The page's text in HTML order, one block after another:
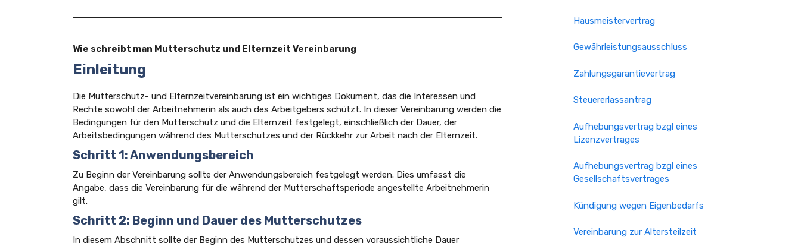
Wie schreibt man Mutterschutz und Elternzeit Vereinbarung
Einleitung
Die Mutterschutz- und Elternzeitvereinbarung ist ein wichtiges Dokument, das die Interessen und
Rechte sowohl der Arbeitnehmerin als auch des Arbeitgebers schützt. In dieser Vereinbarung werden die
Bedingungen für den Mutterschutz und die Elternzeit festgelegt, einschließlich der Dauer, der
Arbeitsbedingungen während des Mutterschutzes und der Rückkehr zur Arbeit nach der Elternzeit.
Schritt 1: Anwendungsbereich
Zu Beginn der Vereinbarung sollte der Anwendungsbereich festgelegt werden. Dies umfasst die
Angabe, dass die Vereinbarung für die während der Mutterschaftsperiode angestellte Arbeitnehmerin
gilt.
Schritt 2: Beginn und Dauer des Mutterschutzes
In diesem Abschnitt sollte der Beginn des Mutterschutzes und dessen voraussichtliche Dauer
Hausmeistervertrag
Gewährleistungsausschluss
Zahlungsgarantievertrag
Steuererlassantrag
Aufhebungsvertrag bzgl eines
Lizenzvertrages
Aufhebungsvertrag bzgl eines
Gesellschaftsvertrages
Kündigung wegen Eigenbedarfs
Vereinbarung zur Altersteilzeit